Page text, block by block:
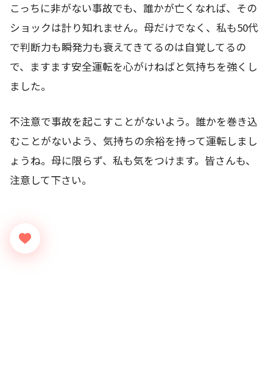
こっちに非がない事故でも、誰かが亡くなれば、その
ショックは計り知れません。母だけでなく、私も50代
で判断力も瞬発力も衰えてきてるのは自覚してるの
で、ますます安全運転を心がけねばと気持ちを強くし
ました。
不注意で事故を起こすことがないよう。誰かを巻き込
むことがないよう、気持ちの余裕を持って運転しまし
ょうね。母に限らず、私も気をつけます。皆さんも、
注意して下さい。